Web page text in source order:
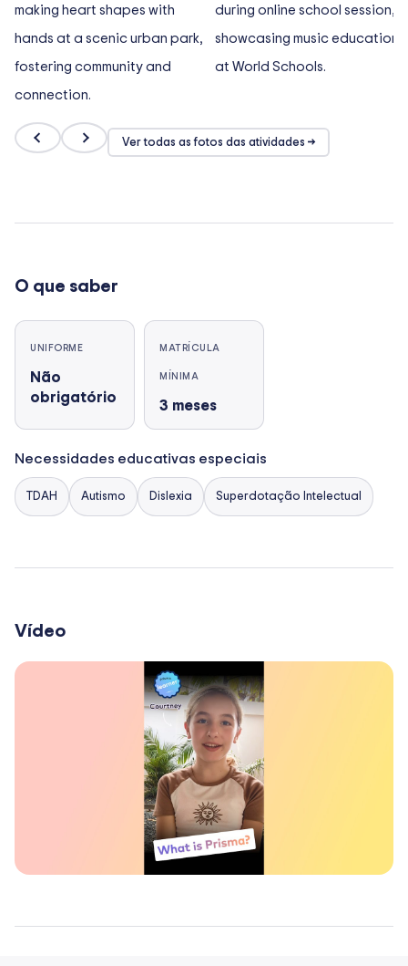
Ver todas as fotos das atividades →
O que saber
UNIFORME
Não
obrigatório
MATRÍCULA
MÍNIMA
3 meses
Necessidades educativas especiais
TDAH Autismo Dislexia Superdotação Intelectual
Vídeo